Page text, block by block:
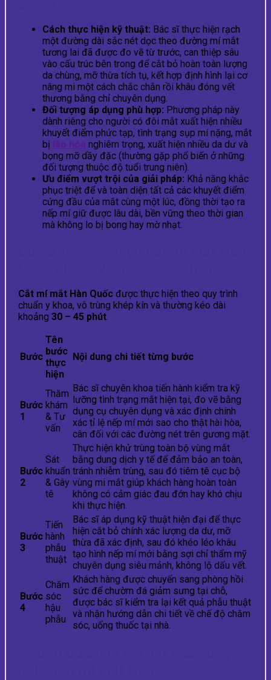
Cách thực hiện kỹ thuật: Bác sĩ thực hiện rạch
một đường dài sắc nét dọc theo đường mí mắt
tương lai đã được đo vẽ từ trước, can thiệp sâu
vào cấu trúc bên trong để cắt bỏ hoàn toàn lượng
da chùng, mỡ thừa tích tụ, kết hợp định hình lại cơ
nâng mi một cách chắc chắn rồi khâu đóng vết
thương bằng chỉ chuyên dụng.
Đối tượng áp dụng phù hợp: Phương pháp này
dành riêng cho người có đôi mắt xuất hiện nhiều
khuyết điểm phức tạp, tình trạng sụp mí nặng, mắt
bị
lão hóa nghiêm trọng, xuất hiện nhiều da dư và
bọng mỡ dầy đặc (thường gặp phổ biến ở những
đối tượng thuộc độ tuổi trung niên).
Ưu điểm vượt trội của giải pháp: Khả năng khắc
phục triệt để và toàn diện tất cả các khuyết điểm
cứng đầu của mắt cùng một lúc, đồng thời tạo ra
nếp mí giữ được lâu dài, bền vững theo thời gian
mà không lo bị bong hay mờ nhạt.
Cắt mí mắt Hàn Quốc được thực hiện theo quy trình
chuẩn y khoa, vô trùng khép kín và thường kéo dài
khoảng 30 – 45 phút.
Bước
Tên
bước
thực
hiện
Nội dung chi tiết từng bước
Bước
1
Thăm
khám
& Tư
vấn
Bác sĩ chuyên khoa tiến hành kiểm tra kỹ
lưỡng tình trạng mắt hiện tại, đo vẽ bằng
dụng cụ chuyên dụng và xác định chính
xác tỉ lệ nếp mí mới sao cho thật hài hòa,
cân đối với các đường nét trên gương mặt.
Bước
2
Sát
khuẩn
& Gây
tê
Thực hiện khử trùng toàn bộ vùng mắt
bằng dung dịch y tế để đảm bảo an toàn,
tránh nhiễm trùng, sau đó tiêm tê cục bộ
vùng mi mắt giúp khách hàng hoàn toàn
không có cảm giác đau đớn hay khó chịu
khi thực hiện.
Bước
3
Tiến
hành
phẫu
thuật
Bác sĩ áp dụng kỹ thuật hiện đại để thực
hiện cắt bỏ chính xác lượng da dư, mỡ
thừa đã xác định, sau đó khéo léo khâu
tạo hình nếp mí mới bằng sợi chỉ thẩm mỹ
chuyên dụng siêu mảnh, không lộ dấu vết.
Bước
4
Chăm
sóc
hậu
phẫu
Khách hàng được chuyển sang phòng hồi
sức để chườm đá giảm sưng tại chỗ,
được bác sĩ kiểm tra lại kết quả phẫu thuật
và nhận hướng dẫn chi tiết về chế độ chăm
sóc, uống thuốc tại nhà.